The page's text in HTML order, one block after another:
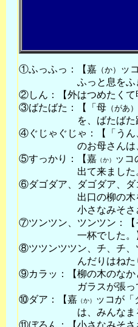
①ふっふっ：【嘉 （か）
ッ
ふっと息を
②しん：【外はつめたくて
③ばたばた：【「母 （があ）
を、ばたばた
④ぐじゃぐじゃ：【「うん
のお母さん
⑤すっかり：【嘉 （か）
ッコ
出て来ました
⑥ダゴダア、ダゴダア、ダ
出口の柳の
小さなみそさ
⑦ツンツン、ツンツン：【
一杯でした。
⑧ツツンツツン、チ、チ、
んだりはね
⑨カラッ：【柳の木のなか
ガラスが張
⑩ダア：【嘉 （か）
ッコが「
は、みんなま
⑪ぼろん：【小さなみそさ